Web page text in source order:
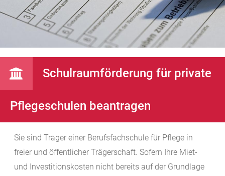
Schulraumförderung für private
Pflegeschulen beantragen
Sie sind Träger einer Berufsfachschule für Pflege in
freier und öffentlicher Trägerschaft. Sofern Ihre Miet-
und Investitionskosten nicht bereits auf der Grundlage